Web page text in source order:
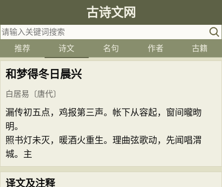
古诗文网
推荐 诗文 名句 作者 古籍
和梦得冬日晨兴
白居易 〔唐代〕
漏传初五点，鸡报第三声。帐下从容起，窗间曨昒
明。
照书灯未灭，暖酒火重生。理曲弦歌动，先闻唱渭
城。主
译文及注释